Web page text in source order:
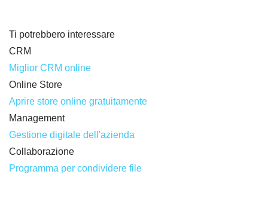
Ti potrebbero interessare
CRM
Miglior CRM online
Online Store
Aprire store online gratuitamente
Management
Gestione digitale dell'azienda
Collaborazione
Programma per condividere file